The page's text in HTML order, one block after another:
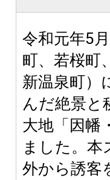
令和元年5
町、若桜町
新温泉町）
んだ絶景と
大地「因幡
ました。本
外から誘客